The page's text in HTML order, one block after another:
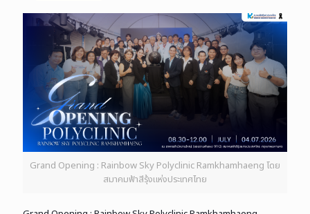
Grand Opening : Rainbow Sky Polyclinic Ramkhamhaeng โดย
สมาคมฟ้าสีรุ้งแห่งประเทศไทย